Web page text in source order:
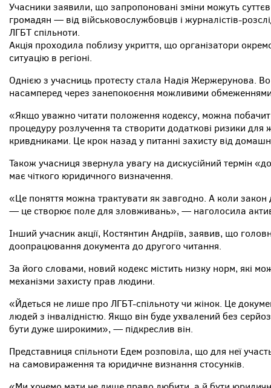
Учасники заявили, що запропоновані зміни можуть
громадян — від військовослужбовців і журналістів-
ЛГБТ спільноти.
Акція проходила поблизу укриття, що організатори
ситуацію в регіоні.
Однією з учасниць протесту стала Надія Жержерунова.
насамперед через занепокоєння можливими
«Якщо уважно читати положення кодексу, можна
процедуру розлучення та створити додаткові ризики для
кривдниками. Це крок назад у питанні захисту від
Також учасниця звернула увагу на дискусійний термін
має чіткого юридичного визначення.
«Це поняття можна трактувати як завгодно. А коли закон
— це створює поле для зловживань», — наголосила
Інший учасник акції, Костянтин Андріїв, заявив, що
доопрацювання документа до другого читання.
За його словами, новий кодекс містить низку норм, які
механізми захисту прав людини.
«Йдеться не лише про ЛГБТ-спільноту чи жінок. Це
людей з інвалідністю. Якщо він буде ухвалений без
бути дуже широкими», — підкреслив він.
Представниця спільноти Едем розповіла, що для неї
на самовираження та юридичне визнання стосунків.